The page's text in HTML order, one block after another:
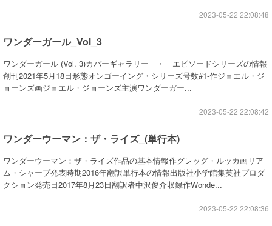
2023-05-22 22:08:48
ワンダーガール_Vol_3
ワンダーガール (Vol. 3)カバーギャラリー ・ エピソードシリーズの情報
創刊2021年5月18日形態オンゴーイング・シリーズ号数#1-作ジョエル・ジ
ョーンズ画ジョエル・ジョーンズ主演ワンダーガー...
2023-05-22 22:08:42
ワンダーウーマン：ザ・ライズ_(単行本)
ワンダーウーマン：ザ・ライズ作品の基本情報作グレッグ・ルッカ画リア
ム・シャープ発表時期2016年翻訳単行本の情報出版社小学館集英社プロダ
クション発売日2017年8月23日翻訳者中沢俊介収録作Wonde...
2023-05-22 22:08:36